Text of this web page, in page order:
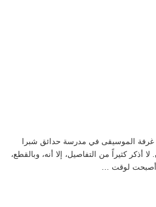
غرفة الموسيقى في مدرسة حدائق شبرا
أذكر كثيراً من التفاصيل، إلا أنه، وبالقطع،
أصبحت لوقت …